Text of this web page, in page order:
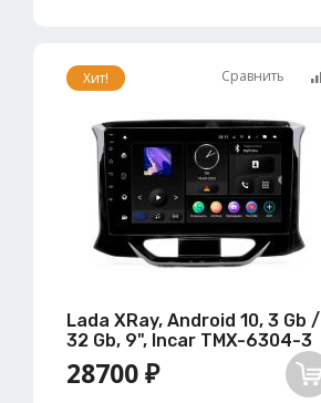
Хит! Сравнить
Lada XRay, Android 10, 3 Gb /
32 Gb, 9", Incar TMX-6304-3
28700 ₽